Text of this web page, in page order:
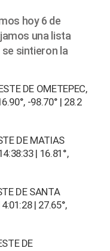
hoy 6 de
una lista
sintieron la
DE OMETEPEC,
-98.70° | 28.2
DE MATIAS
| 16.81°,
DE SANTA
| 27.65°,
DE